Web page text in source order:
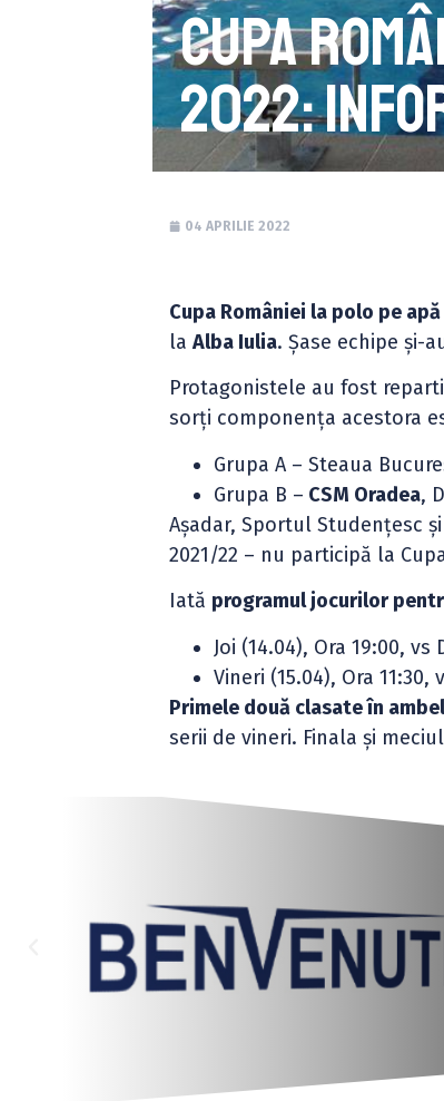
Cupa
2022:
04 APRILIE 2022
Cupa României la polo pe
laAlba Iulia. Șase echipe și-
Protagonistele au fost
sorți componența acestora
Grupa A – Steaua
Grupa B – CSM Oradea,
Așadar, Sportul Studențesc
2021/22 – nu participă la
Iată programul jocurilor
Joi (14.04), Ora 19:00,
Vineri (15.04), Ora
Primele două clasate în
serii de vineri. Finala și